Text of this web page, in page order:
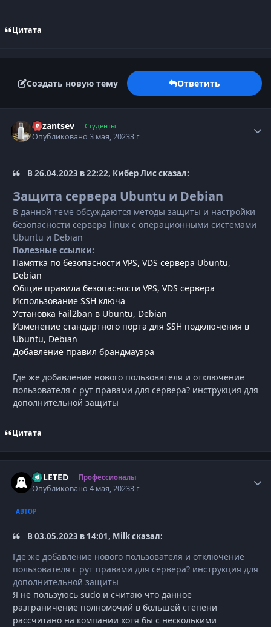
Цитата
Создать новую тему Ответить
Kazantsev Студенты
Опубликовано3 мая, 20233 г
В 26.04.2023 в 22:22, Кибер Лис сказал:
Защита сервера Ubuntu и Debian
В данной теме обсуждаются методы защиты и настройки
безопасности сервера linux с операционными системами
Ubuntu и Debian
Полезные ссылки:
Памятка по безопасности VPS, VDS сервера Ubuntu,
Debian
Общие правила безопасности VPS, VDS сервера
Использование SSH ключа
Установка Fail2ban в Ubuntu, Debian
Изменение стандартного порта для SSH подключения в
Ubuntu, Debian
Добавление правил брандмауэра
Где же добавление нового пользователя и отключение
пользователя с рут правами для сервера? инструкция для
дополнительной защиты
Цитата
DELETED Профессионалы
Опубликовано4 мая, 20233 г
АВТОР
В 03.05.2023 в 14:01, Milk сказал:
Где же добавление нового пользователя и отключение
пользователя с рут правами для сервера? инструкция для
дополнительной защиты
Я не пользуюсь sudo и считаю что данное
разграничение полномочий в большей степени
рассчитано на компании хотя бы с несколькими